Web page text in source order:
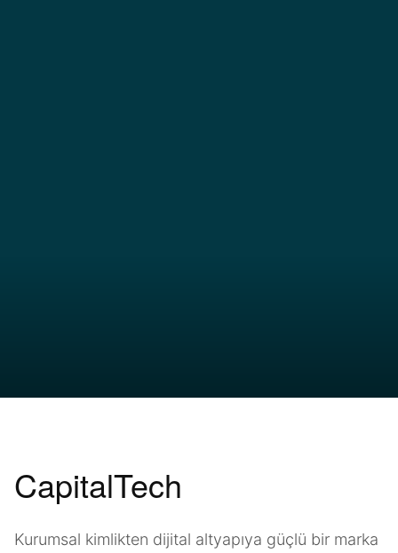
CapitalTech
Kurumsal kimlikten dijital altyapıya güçlü bir marka